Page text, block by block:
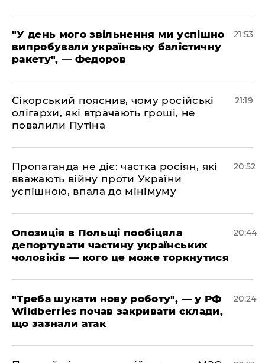
​"У день мого звільнення ми успішно
випробували українську балістичну
ракету", — Федоров
21:53
​Сікорський пояснив, чому російські
олігархи, які втрачають гроші, не
повалили Путіна
21:19
​Пропаганда не діє: частка росіян, які
вважають війну проти України
успішною, впала до мінімуму
20:52
​Опозиція в Польщі пообіцяла
депортувати частину українських
чоловіків — кого це може торкнутися
20:44
​"Треба шукати нову роботу", — у РФ
Wildberries почав закривати склади,
що зазнали атак
20:24